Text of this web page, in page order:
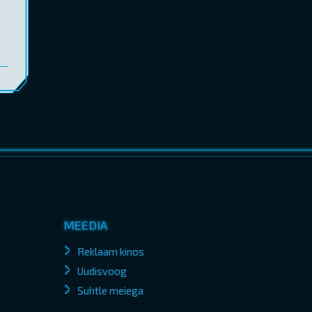
MEEDIA
Reklaam kinos
Uudisvoog
Suhtle meiega